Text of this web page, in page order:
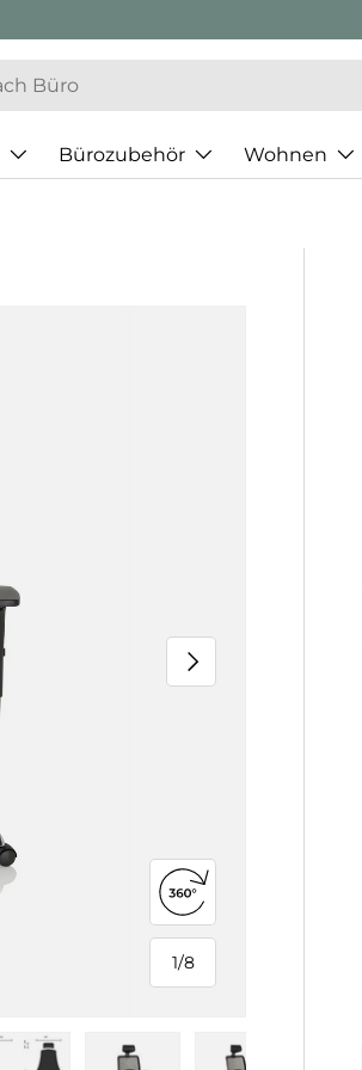
Bürozubehör Wohnen
1/
von
8
Nächste
360°-Ansicht öffnen